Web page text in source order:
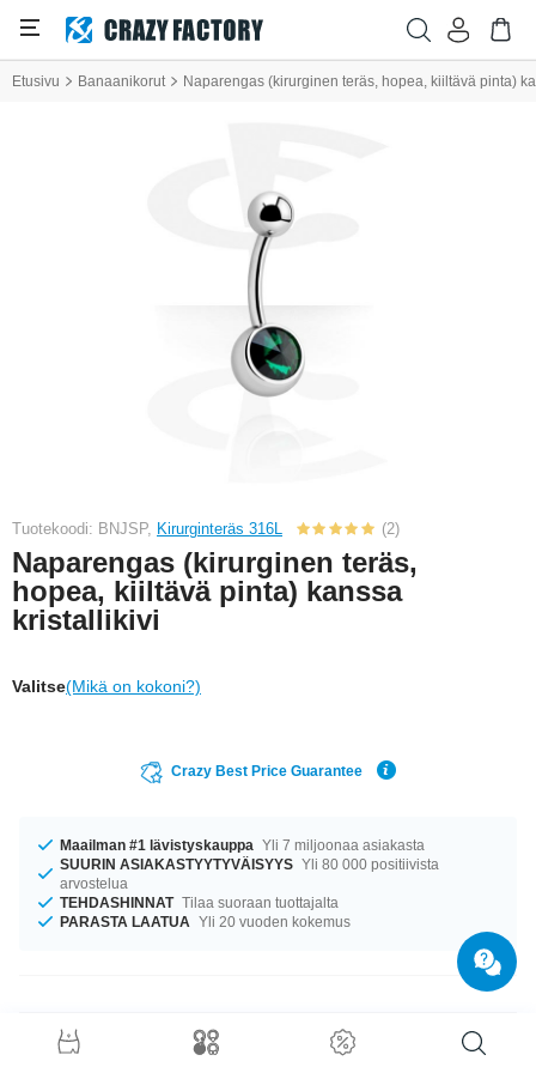
Etusivu Banaanikorut Naparengas (kirurginen teräs, hopea, kiiltävä pinta)
Tuotekoodi: BNJSP, Kirurginteräs 316L (2)
Naparengas (kirurginen teräs,
hopea, kiiltävä pinta) kanssa
kristallikivi
Valitse(Mikä on kokoni?)
Crazy Best Price Guarantee
Maailman #1 lävistyskauppa Yli 7 miljoonaa asiakasta
SUURIN ASIAKASTYYTYVÄISYYS Yli 80 000 positiivista
arvostelua
TEHDASHINNAT Tilaa suoraan tuottajalta
PARASTA LAATUA Yli 20 vuoden kokemus
Tuotetiedot